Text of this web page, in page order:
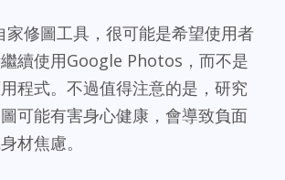
修圖工具，很可能是希望使用者
續使用Google Photos，而不是
程式。不過值得注意的是，研究
可能有害身心健康，會導致負面
材焦慮。